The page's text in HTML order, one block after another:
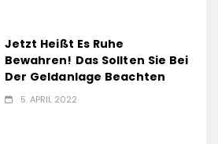
Jetzt Heißt Es Ruhe
Bewahren! Das Sollten Sie Bei
Der Geldanlage Beachten
5. APRIL 2022